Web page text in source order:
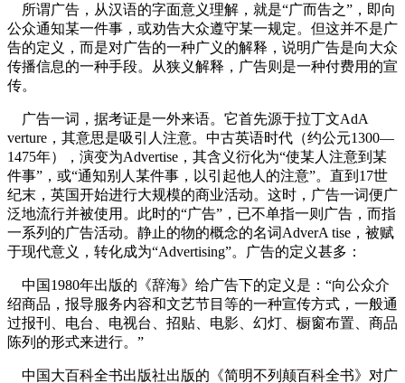
所谓广告，从汉语的字面意义理解，就是“广而告之”，即向
公众通知某一件事，或劝告大众遵守某一规定。但这并不是广
告的定义，而是对广告的一种广义的解释，说明广告是向大众
传播信息的一种手段。从狭义解释，广告则是一种付费用的宣
传。
广告一词，据考证是一外来语。它首先源于拉丁文AdA
verture，其意思是吸引人注意。中古英语时代（约公元1300—
1475年），演变为Advertise，其含义衍化为“使某人注意到某
件事”，或“通知别人某件事，以引起他人的注意”。直到17世
纪末，英国开始进行大规模的商业活动。这时，广告一词便广
泛地流行并被使用。此时的“广告”，已不单指一则广告，而指
一系列的广告活动。静止的物的概念的名词AdverA tise，被赋
于现代意义，转化成为“Advertising”。广告的定义甚多：
中国1980年出版的《辞海》给广告下的定义是：“向公众介
绍商品，报导服务内容和文艺节目等的一种宣传方式，一般通
过报刊、电台、电视台、招贴、电影、幻灯、橱窗布置、商品
陈列的形式来进行。”
中国大百科全书出版社出版的《简明不列颠百科全书》对广